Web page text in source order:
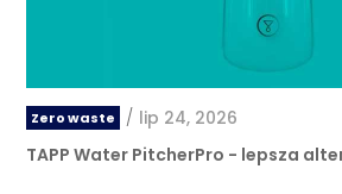
Zero waste / lip 24, 2026
TAPP Water PitcherPro - lepsza